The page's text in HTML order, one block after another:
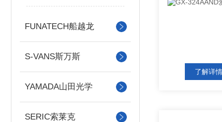
FUNATECH船越龙
S-VANS斯万斯
YAMADA山田光学
SERIC索莱克
了解详